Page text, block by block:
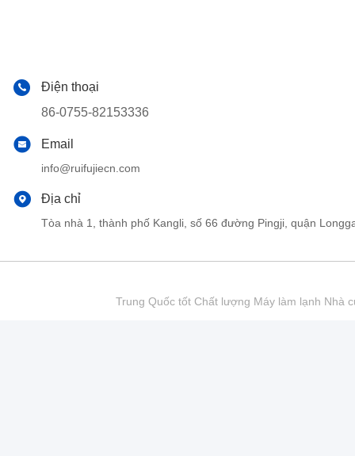
Điện thoại
86-0755-82153336
Email
info@ruifujiecn.com
Địa chỉ
Tòa nhà 1, thành phố Kangli, số 66 đường Pingji, quận
Trung Quốc tốt Chất lượng Máy làm lạnh Nhà